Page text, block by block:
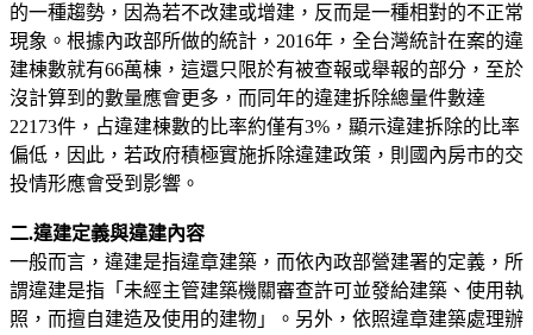
的一種趨勢，因為若不改建或增建，反而是一種相對的不正常
現象。根據內政部所做的統計，2016年，全台灣統計在案的違
建棟數就有66萬棟，這還只限於有被查報或舉報的部分，至於
沒計算到的數量應會更多，而同年的違建拆除總量件數達
22173件，占違建棟數的比率約僅有3%，顯示違建拆除的比率
偏低，因此，若政府積極實施拆除違建政策，則國內房市的交
投情形應會受到影響。
二.違建定義與違建內容
一般而言，違建是指違章建築，而依內政部營建署的定義，所
謂違建是指「未經主管建築機關審查許可並發給建築、使用執
照，而擅自建造及使用的建物」。另外，依照違章建築處理辦